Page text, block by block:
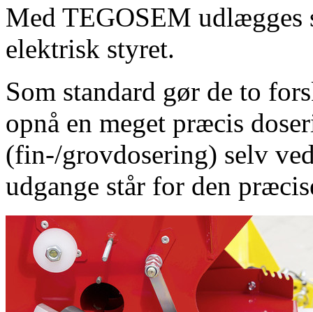
Med TEGOSEM udlægges
elektrisk styret.
Som standard gør de to
opnå en meget præcis
(fin-/grovdosering) selv
udgange står for den